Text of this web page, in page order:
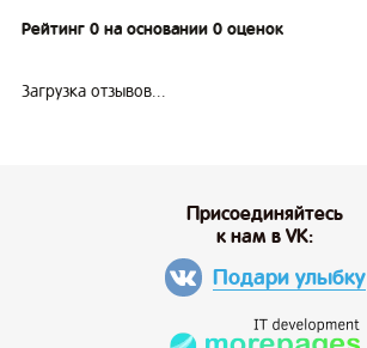
Рейтинг 0 на основании 0 оценок
Загрузка отзывов...
Присоединяйтесь
к нам в VK:
Подари улыбку